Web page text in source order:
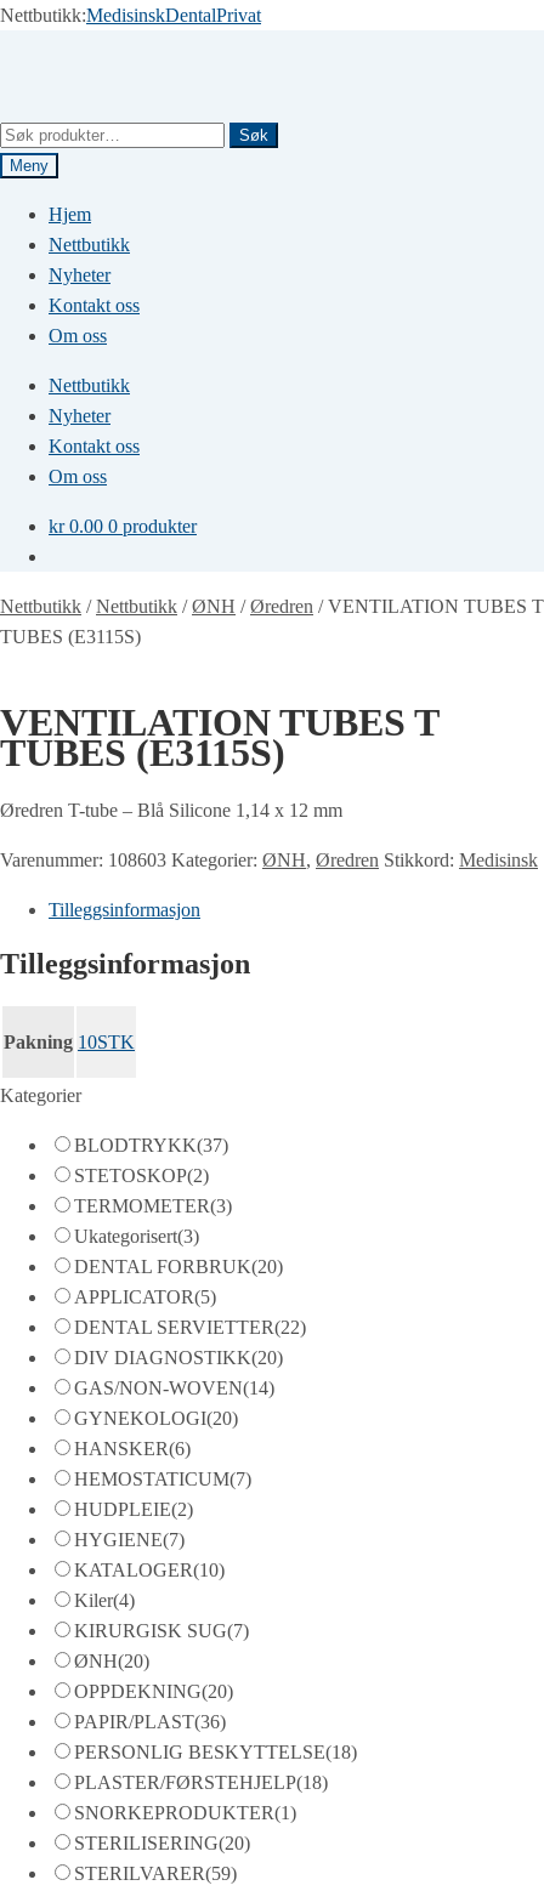
Nettbutikk:MedisinskDentalPrivat
Søk
etter:
Søk
Meny
Hjem
Nettbutikk
Nyheter
Kontakt oss
Om oss
Nettbutikk
Nyheter
Kontakt oss
Om oss
kr0.00 0 produkter
Nettbutikk /Nettbutikk /ØNH /Øredren /VENTILATION TUBES T
TUBES (E3115S)
VENTILATION TUBES T
TUBES (E3115S)
Øredren T-tube – Blå Silicone 1,14 x 12 mm
Varenummer: 108603 Kategorier: ØNH, Øredren Stikkord: Medisinsk
Tilleggsinformasjon
Tilleggsinformasjon
Pakning 10STK
Kategorier
BLODTRYKK(37)
STETOSKOP(2)
TERMOMETER(3)
Ukategorisert(3)
DENTAL FORBRUK(20)
APPLICATOR(5)
DENTAL SERVIETTER(22)
DIV DIAGNOSTIKK(20)
GAS/NON-WOVEN(14)
GYNEKOLOGI(20)
HANSKER(6)
HEMOSTATICUM(7)
HUDPLEIE(2)
HYGIENE(7)
KATALOGER(10)
Kiler(4)
KIRURGISK SUG(7)
ØNH(20)
OPPDEKNING(20)
PAPIR/PLAST(36)
PERSONLIG BESKYTTELSE(18)
PLASTER/FØRSTEHJELP(18)
SNORKEPRODUKTER(1)
STERILISERING(20)
STERILVARER(59)